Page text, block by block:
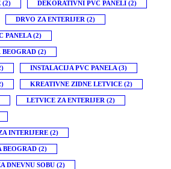
(2) DEKORATIVNI PVC PANELI (2)
DRVO ZA ENTERIJER (2)
PANELA (2)
BEOGRAD (2)
INSTALACIJA PVC PANELA (3)
KREATIVNE ZIDNE LETVICE (2)
LETVICE ZA ENTERIJER (2)
INTERIJERE (2)
BEOGRAD (2)
DNEVNU SOBU (2)